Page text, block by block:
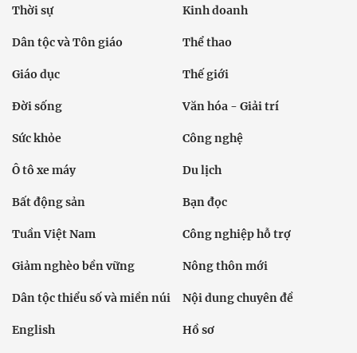
Thời sự Kinh doanh
Dân tộc và Tôn giáo Thể thao
Giáo dục Thế giới
Đời sống Văn hóa - Giải trí
Sức khỏe Công nghệ
Ô tô xe máy Du lịch
Bất động sản Bạn đọc
Tuần Việt Nam Công nghiệp hỗ trợ
Giảm nghèo bền vững Nông thôn mới
Dân tộc thiểu số và miền núi Nội dung chuyên đề
English Hồ sơ